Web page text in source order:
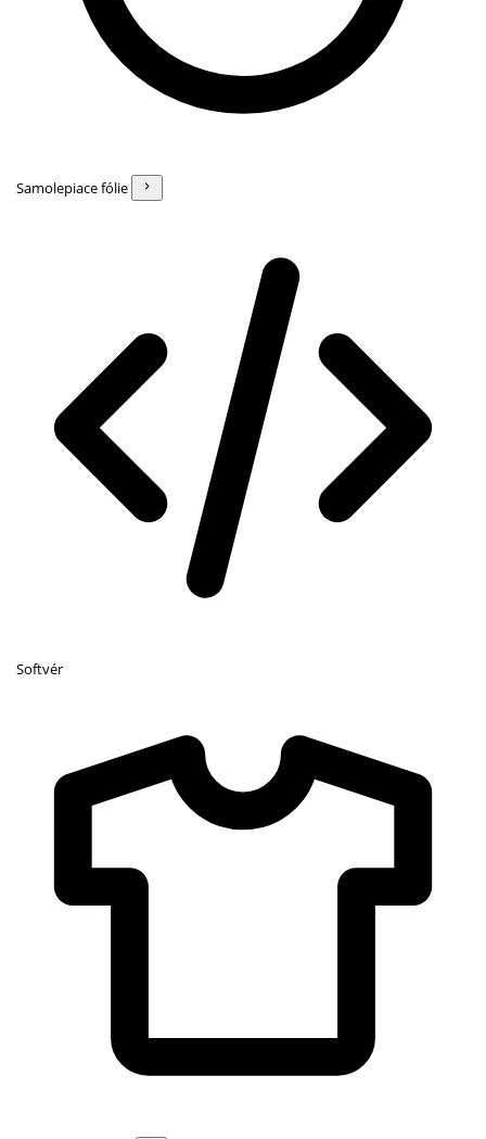
Samolepiace fólie
Softvér